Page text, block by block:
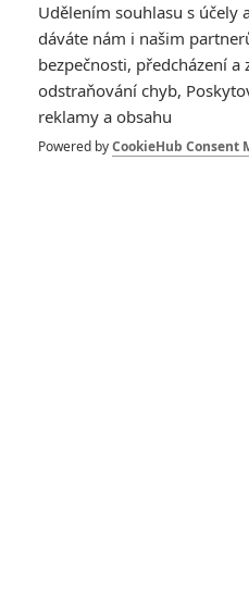
Udělením souhlasu s účely
dáváte nám i našim
bezpečnosti, předcházení
odstraňování chyb,
reklamy a obsahu
Powered byCookieHub Consent